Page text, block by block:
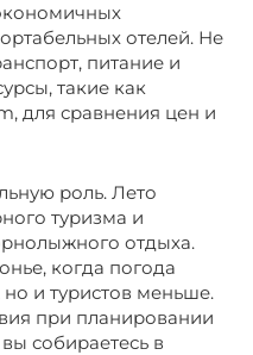
отелей. Не
питание и
такие как
для сравнения цен и
роль. Лето
туризма и
отдыха.
когда погода
и туристов меньше.
при планировании
собираетесь в